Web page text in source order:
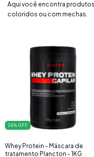
Aqui você encontra
coloridos ou com mechas.
26% OFF
Whey Protein - Máscara de
tratamento Plancton - 1KG